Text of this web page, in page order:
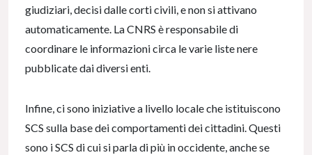
giudiziari, decisi dalle corti civili, e non si attivano
automaticamente. La CNRS è responsabile di
coordinare le informazioni circa le varie liste nere
pubblicate dai diversi enti.
Infine, ci sono iniziative a livello locale che istituiscono
SCS sulla base dei comportamenti dei cittadini. Questi
sono i SCS di cui si parla di più in occidente, anche se